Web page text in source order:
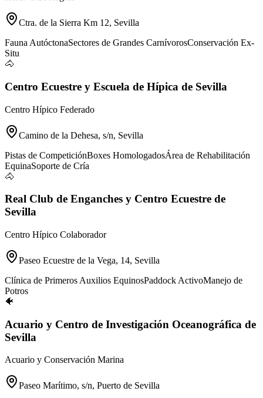
Ctra. de la Sierra Km 12, Sevilla
Fauna AutóctonaSectores de Grandes CarnívorosConservación Ex-
Situ
🐴
Centro Ecuestre y Escuela de Hípica de Sevilla
Centro Hípico Federado
Camino de la Dehesa, s/n, Sevilla
Pistas de CompeticiónBoxes HomologadosÁrea de Rehabilitación
EquinaSoporte de Cría
🐴
Real Club de Enganches y Centro Ecuestre de
Sevilla
Centro Hípico Colaborador
Paseo Ecuestre de la Vega, 14, Sevilla
Clínica de Primeros Auxilios EquinosPaddock ActivoManejo de
Potros
🐠
Acuario y Centro de Investigación Oceanográfica de
Sevilla
Acuario y Conservación Marina
Paseo Marítimo, s/n, Puerto de Sevilla